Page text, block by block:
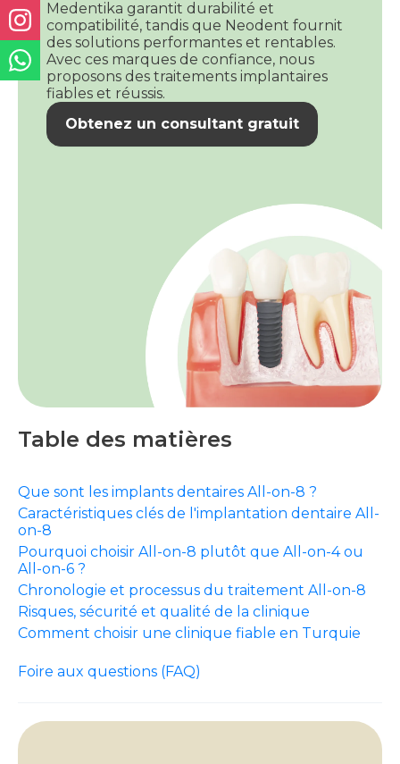
Medentika garantit durabilité et
compatibilité, tandis que Neodent fournit
des solutions performantes et rentables.
Avec ces marques de confiance, nous
proposons des traitements implantaires
fiables et réussis.
Obtenez un consultant gratuit
Table des matières
Que sont les implants dentaires All-on-8 ?
Caractéristiques clés de l'implantation dentaire All-
on-8
Pourquoi choisir All-on-8 plutôt que All-on-4 ou
All-on-6 ?
Chronologie et processus du traitement All-on-8
Risques, sécurité et qualité de la clinique
Comment choisir une clinique fiable en Turquie
Foire aux questions (FAQ)